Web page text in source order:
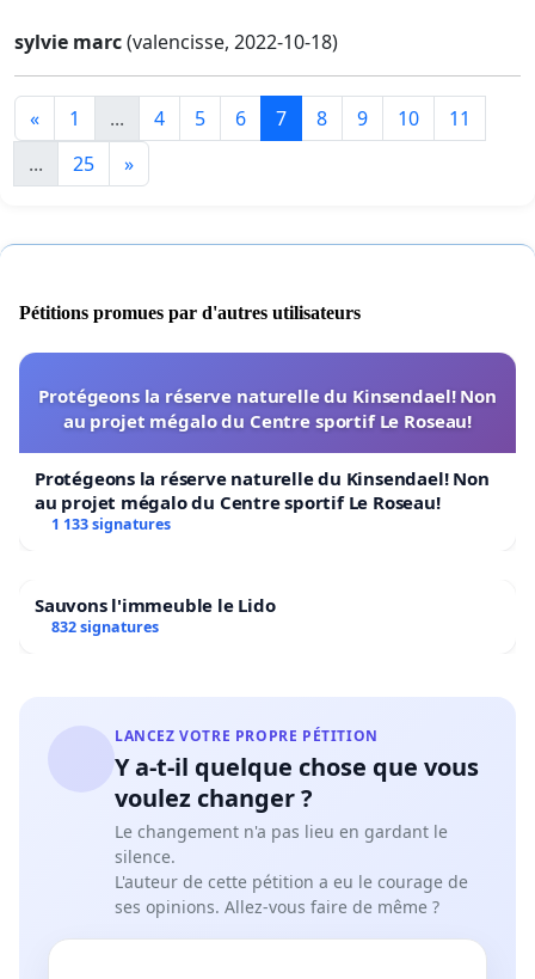
sylvie marc(valencisse, 2022-10-18)
« 1 ... 4 5 6 7 8 9 10
11
...
25 »
Pétitions promues par d'autres utilisateurs
Protégeons la réserve naturelle du Kinsendael! Non
au projet mégalo du Centre sportif Le Roseau!
Protégeons la réserve naturelle du Kinsendael! Non
au projet mégalo du Centre sportif Le Roseau!
1 133 signatures
Sauvons l'immeuble le Lido
832 signatures
LANCEZ VOTRE PROPRE PÉTITION
Y a-t-il quelque chose que vous
voulez changer ?
Le changement n'a pas lieu en gardant le
silence.
L'auteur de cette pétition a eu le courage de
ses opinions. Allez-vous faire de même ?